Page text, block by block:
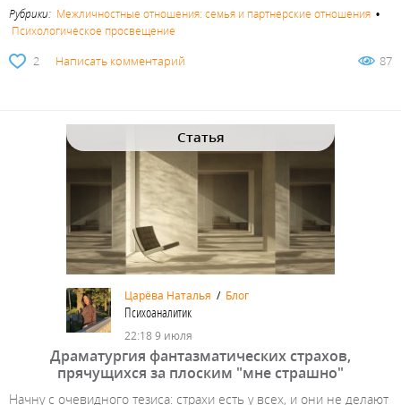
Рубрики: Межличностные отношения: семья и партнерские отношения •
Психологическое просвещение
2 Написать комментарий 87
Статья
Царёва Наталья / Блог
Психоаналитик
22:18 9 июля
Драматургия фантазматических страхов,
прячущихся за плоским "мне страшно"
Начну с очевидного тезиса: страхи есть у всех, и они не делают